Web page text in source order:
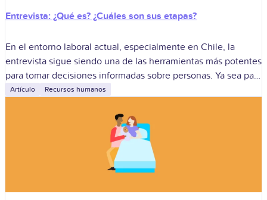
Entrevista: ¿Qué es? ¿Cuáles son sus etapas?
En el entorno laboral actual, especialmente en Chile, la
entrevista sigue siendo una de las herramientas más potentes
para tomar decisiones informadas sobre personas. Ya sea para
sumar nuevos talentos,
Artículo Recursos humanos